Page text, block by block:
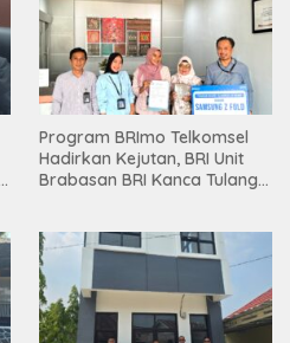
Program BRImo Telkomsel
Hadirkan Kejutan, BRI Unit
Brabasan BRI Kanca Tulang
Mesuji